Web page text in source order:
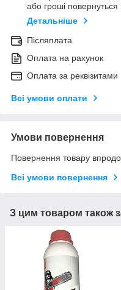
або гроші
Детальніше
Післяплата
Оплата на рахунок
Оплата за реквізитами
Всі умови оплати
Умови повернення
Повернення товару
Всі умови повернення
З цим товаром також